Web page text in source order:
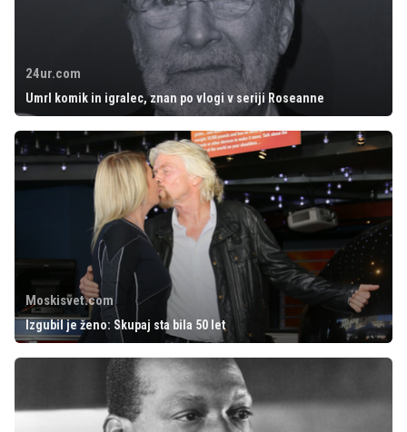
24ur.com
Umrl komik in igralec, znan po vlogi v seriji Roseanne
Moskisvet.com
Izgubil je ženo: Skupaj sta bila 50 let